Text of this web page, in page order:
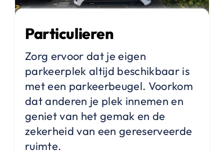
Particulieren
Zorg ervoor dat je eigen
parkeerplek altijd beschikbaar is
met een parkeerbeugel. Voorkom
dat anderen je plek innemen en
geniet van het gemak en de
zekerheid van een gereserveerde
ruimte.